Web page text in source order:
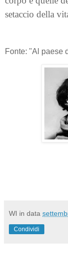
setaccio della
Fonte: "Al paese
WI in data
Condividi